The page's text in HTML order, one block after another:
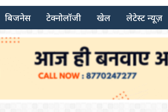
बिजनेस टेक्नोलॉजी खेल लेटेस्ट न्यूज़